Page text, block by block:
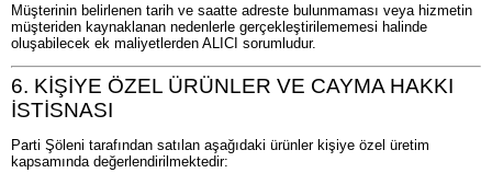
Müşterinin belirlenen tarih ve saatte adreste bulunmaması veya hizmetin
müşteriden kaynaklanan nedenlerle gerçekleştirilememesi halinde
oluşabilecek ek maliyetlerden ALICI sorumludur.
6. KİŞİYE ÖZEL ÜRÜNLER VE CAYMA HAKKI
İSTİSNASI
Parti Şöleni tarafından satılan aşağıdaki ürünler kişiye özel üretim
kapsamında değerlendirilmektedir: